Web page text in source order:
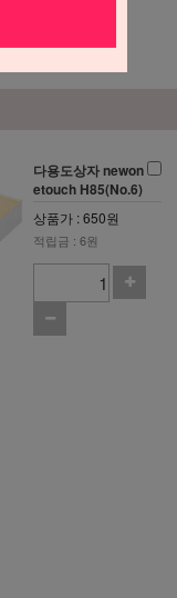
있습니다.
다용도상자 newon
etouch H85(No.6)
상품가 : 650원
적립금 : 6원